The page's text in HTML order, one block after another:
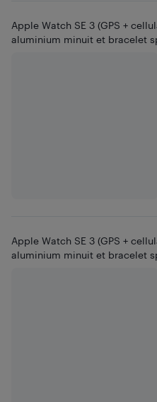
Apple Watch SE 3 (GPS +
aluminium minuit et bracelet
Apple Watch SE 3 (GPS +
aluminium minuit et bracelet